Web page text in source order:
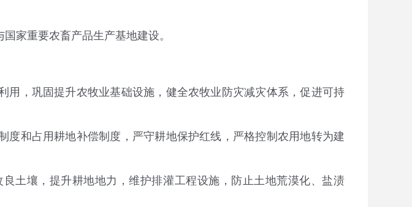
家重要农畜产品生产基地建设。
，巩固提升农牧业基础设施，健全农牧业防灾减灾体系，促进可持
和占用耕地补偿制度，严守耕地保护红线，严格控制农用地转为建
壤，提升耕地地力，维护排灌工程设施，防止土地荒漠化、盐渍